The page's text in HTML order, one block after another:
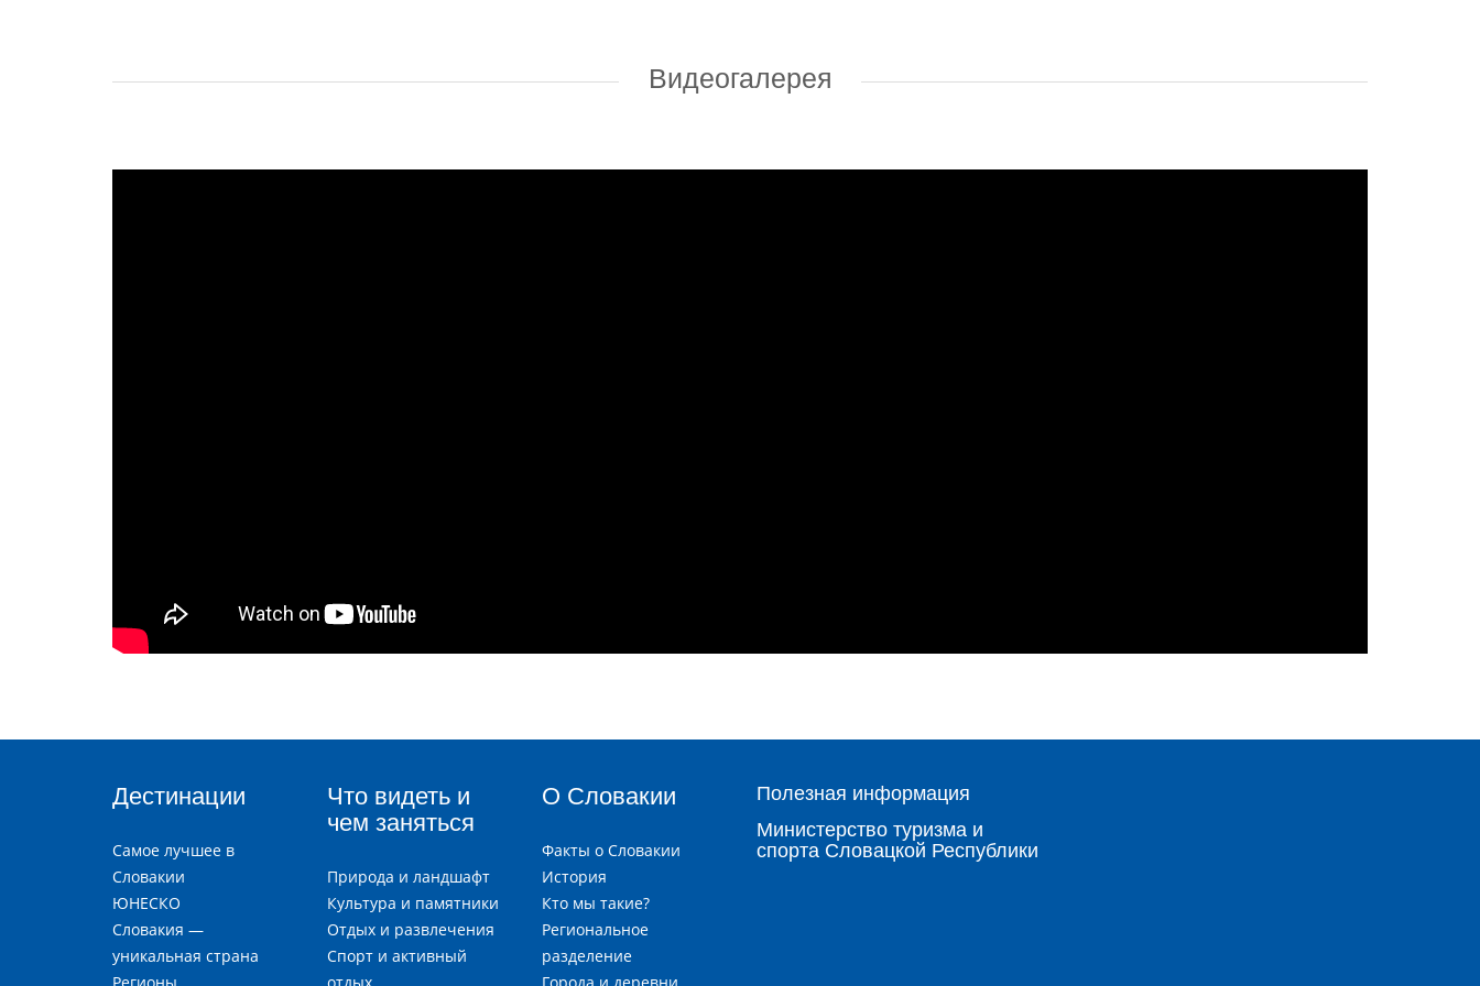
Видеогалерея
Дестинации
Самое лучшее в
Словакии
ЮНЕСКО
Словакия —
уникальная страна
Что видеть и
чем заняться
Природа и ландшафт
Культура и памятники
Отдых и развлечения
Спорт и активный
О Словакии
Факты о Словакии
История
Кто мы такие?
Региональное
разделение
Полезная информация
Министерство туризма и
спорта Словацкой Республики